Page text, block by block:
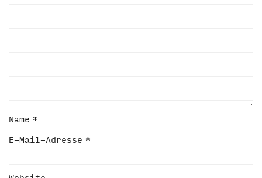
Name *
E-Mail-Adresse *